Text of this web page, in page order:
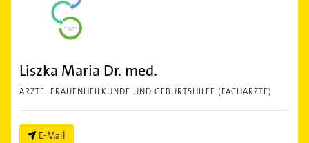
Liszka Maria Dr. med.
ÄRZTE: FRAUENHEILKUNDE UND GEBURTSHILFE (FACHÄRZTE)
E-Mail